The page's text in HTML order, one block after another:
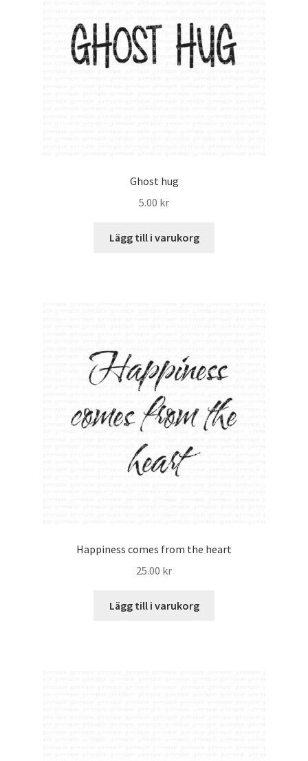
Ghost hug
5.00 kr
Lägg till i varukorg
Happiness comes from the heart
25.00 kr
Lägg till i varukorg